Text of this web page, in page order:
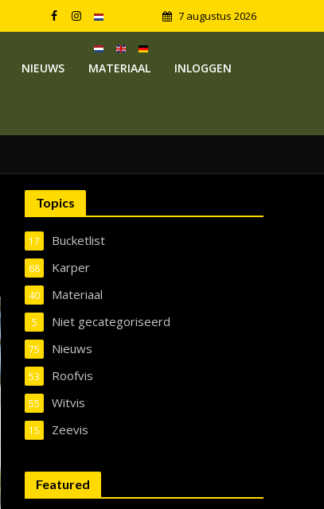
7 augustus 2026
NIEUWS MATERIAAL
INLOGGEN
Topics
Bucketlist
17
Karper
68
Materiaal
40
Niet gecategoriseerd
5
Nieuws
75
Roofvis
53
Witvis
55
Zeevis
15
Featured